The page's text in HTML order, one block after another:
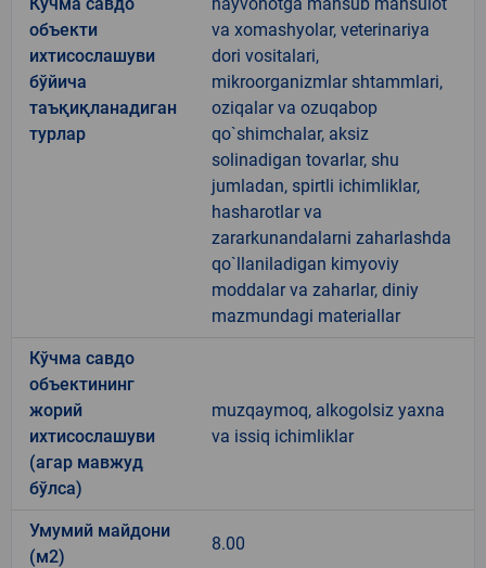
объекти
ихтисослашуви
бўйича
таъқиқланадиган
турлар
va xomashyolar, veterinariya
dori vositalari,
mikroorganizmlar shtammlari,
oziqalar va ozuqabop
qo`shimchalar, aksiz
solinadigan tovarlar, shu
jumladan, spirtli ichimliklar,
hasharotlar va
zararkunandalarni zaharlashda
qo`llaniladigan kimyoviy
moddalar va zaharlar, diniy
mazmundagi materiallar
Кўчма савдо
объектининг
жорий
ихтисослашуви
(агар мавжуд
бўлса)
muzqaymoq, alkogolsiz yaxna
va issiq ichimliklar
Умумий майдони
(м2)
8.00